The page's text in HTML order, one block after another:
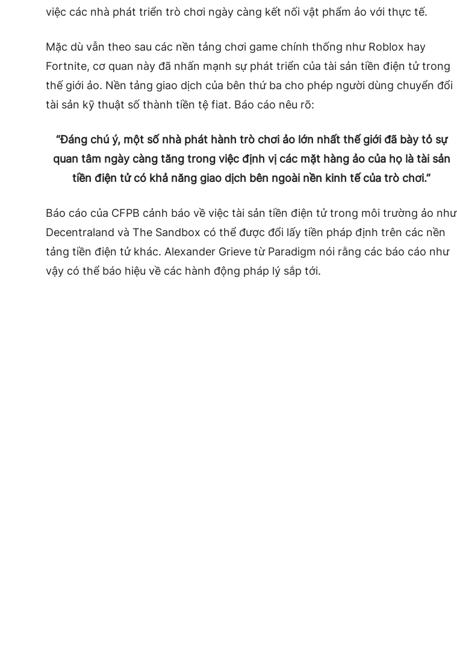
việc các nhà phát triển trò chơi ngày càng kết nối vật phẩm ảo với thực tế.
Mặc dù vẫn theo sau các nền tảng chơi game chính thống như Roblox hay
Fortnite, cơ quan này đã nhấn mạnh sự phát triển của tài sản tiền điện tử trong
thế giới ảo. Nền tảng giao dịch của bên thứ ba cho phép người dùng chuyển đổi
tài sản kỹ thuật số thành tiền tệ fiat. Báo cáo nêu rõ:
“Đáng chú ý, một số nhà phát hành trò chơi ảo lớn nhất thế giới đã bày tỏ sự
quan tâm ngày càng tăng trong việc định vị các mặt hàng ảo của họ là tài sản
tiền điện tử có khả năng giao dịch bên ngoài nền kinh tế của trò chơi.”
Báo cáo của CFPB cảnh báo về việc tài sản tiền điện tử trong môi trường ảo như
Decentraland và The Sandbox có thể được đổi lấy tiền pháp định trên các nền
tảng tiền điện tử khác. Alexander Grieve từ Paradigm nói rằng các báo cáo như
vậy có thể báo hiệu về các hành động pháp lý sắp tới.